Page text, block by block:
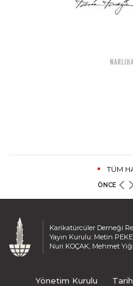
TÜM
ÖNCE
Karikatürcüler Derneği
Yayın Kurulu: Metin
Nuri KOÇAK, Mehmet
Yönetim Kurulu